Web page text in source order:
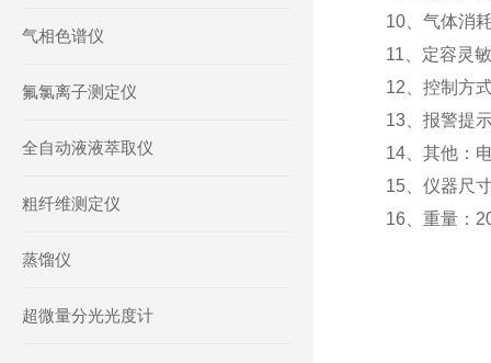
10、气体消
11、定容灵
12、控制方
13、报警提
14、其他：
15、仪器尺
16、重量：
气相色谱仪
氟氯离子测定仪
全自动液液萃取仪
粗纤维测定仪
蒸馏仪
超微量分光光度计